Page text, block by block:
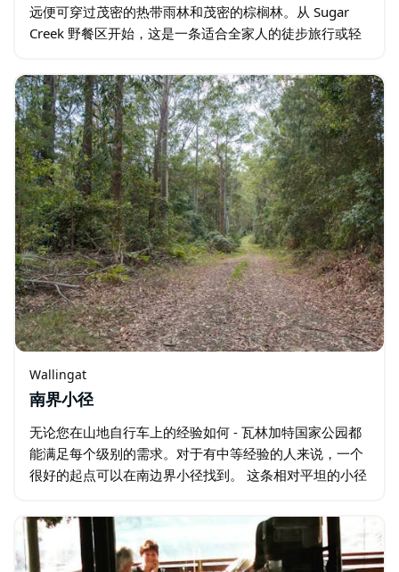
远便可穿过茂密的热带雨林和茂密的棕榈林。从 Sugar
Creek 野餐区开始，这是一条适合全家人的徒步旅行或轻
Wallingat
南界小径
无论您在山地自行车上的经验如何 - 瓦林加特国家公园都
能满足每个级别的需求。对于有中等经验的人来说，一个
很好的起点可以在南边界小径找到。 这条相对平坦的小径